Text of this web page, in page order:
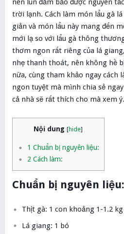
nên lun đảm bảo được nguyên
trời lạnh. Cách làm món lẩu gà
giản và món lẩu này mang đến
mới lạ so với lẩu gà thông
thơm ngon rất riêng của lá
nhẹ thanh thoát, nên không hề
nữa, cùng tham khảo ngay cách
ngon tuyệt mà mình chia sẻ
cả nhà sẽ rất thích cho mà xem ý.
Nội dung [hide]
1 Chuẩn bị nguyên liệu:
2 Cách làm:
Chuẩn bị nguyên liệu:
Thịt gà: 1 con khoảng 1-1.2 kg
Lá giang: 1 bó